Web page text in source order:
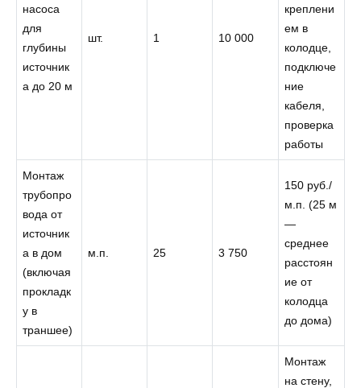
насоса
для
глубины
источник
а до 20 м
шт. 1 10 000
креплени
ем в
колодце,
подключе
ние
кабеля,
проверка
работы
Монтаж
трубопро
вода от
источник
а в дом
(включая
прокладк
у в
траншее)
м.п. 25 3 750
150 руб./
м.п. (25 м
—
среднее
расстоян
ие от
колодца
до дома)
Монтаж
на стену,